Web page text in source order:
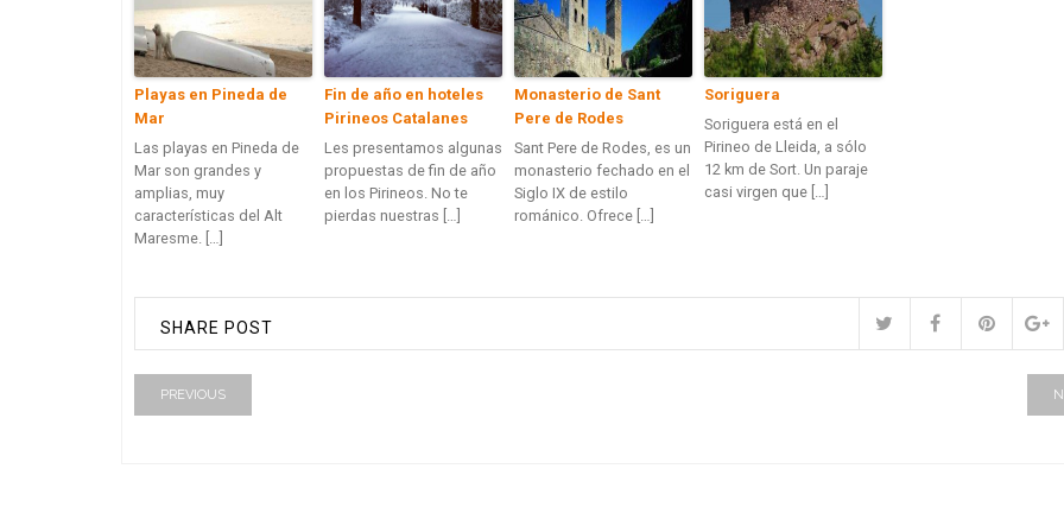
Playas en Pineda de
Mar
Las playas en Pineda de
Mar son grandes y
amplias, muy
características del Alt
Maresme. […]
Fin de año en hoteles
Pirineos Catalanes
Les presentamos algunas
propuestas de fin de año
en los Pirineos. No te
pierdas nuestras […]
Monasterio de Sant
Pere de Rodes
Sant Pere de Rodes, es un
monasterio fechado en el
Siglo IX de estilo
románico. Ofrece […]
Soriguera
Soriguera está en el
Pirineo de Lleida, a sólo
12 km de Sort. Un paraje
casi virgen que […]
SHARE POST
PREVIOUS